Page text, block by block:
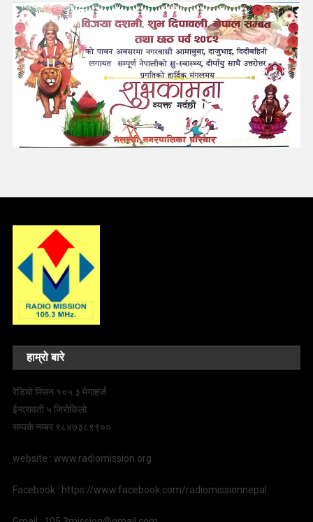
हाम्रो बारे
रेडियो मिसन १०५.३ मेगाहर्ज
ईन्द्रावती ५ जिरोकिलो
सम्पर्क नम्बर ९८४७३८९९००
website : www.radiomission.org
Facebook : https://www.facebook.com/radiomissionnepal